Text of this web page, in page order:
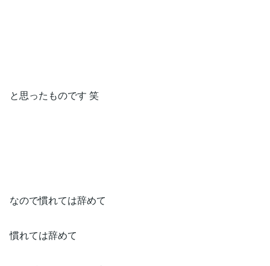
と思ったものです 笑
なので慣れては辞めて
慣れては辞めて